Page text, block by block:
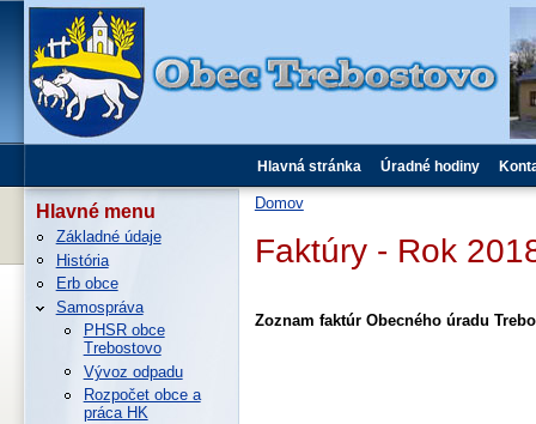
Hlavná stránka Úradné hodiny
Domov
Faktúry - Rok
Zoznam faktúr Obecného úradu
Hlavné menu
Základné údaje
História
Erb obce
Samospráva
PHSR obce
Trebostovo
Vývoz odpadu
Rozpočet obce a
práca HK